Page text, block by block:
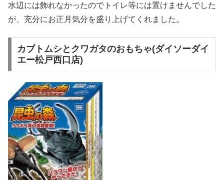
水辺には飾れなかったのでトイレ等には置けませんでした
が、充分にお正月気分を盛り上げてくれました。
カブトムシとクワガタのおもちゃ(ダイソーダイ
エー松戸西口店)